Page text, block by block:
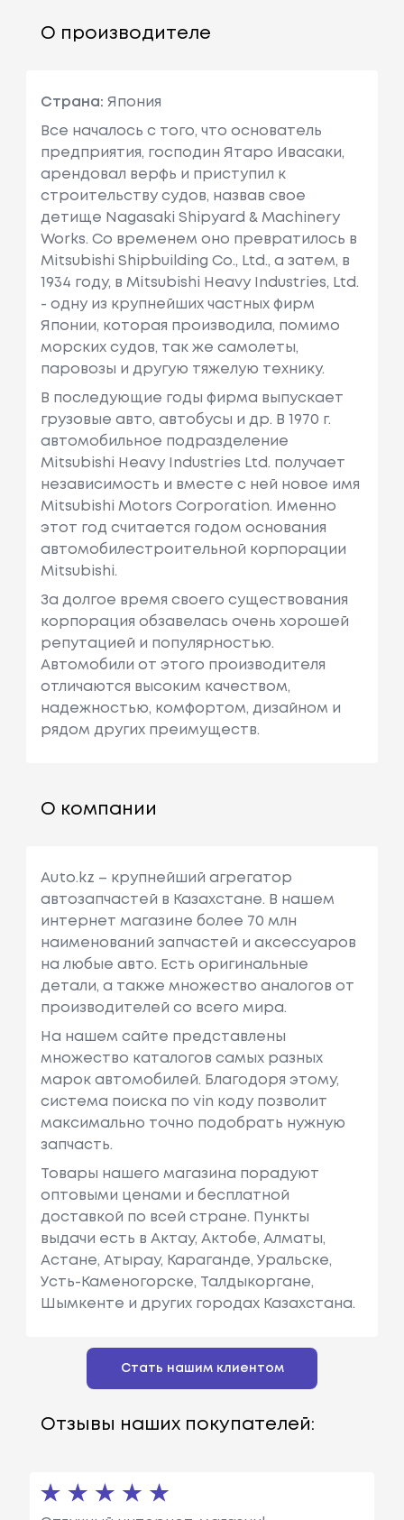
О производителе
Страна: Япония
Все началось с того, что основатель
предприятия, господин Ятаро Ивасаки,
арендовал верфь и приступил к
строительству судов, назвав свое
детище Nagasaki Shipyard & Machinery
Works. Со временем оно превратилось в
Mitsubishi Shipbuilding Co., Ltd., а затем, в
1934 году, в Mitsubishi Heavy Industries, Ltd.
- одну из крупнейших частных фирм
Японии, которая производила, помимо
морских судов, так же самолеты,
паровозы и другую тяжелую технику.
В последующие годы фирма выпускает
грузовые авто, автобусы и др. В 1970 г.
автомобильное подразделение
Mitsubishi Heavy Industries Ltd. получает
независимость и вместе с ней новое имя
Mitsubishi Motors Corporation. Именно
этот год считается годом основания
автомобилестроительной корпорации
Mitsubishi.
За долгое время своего существования
корпорация обзавелась очень хорошей
репутацией и популярностью.
Автомобили от этого производителя
отличаются высоким качеством,
надежностью, комфортом, дизайном и
рядом других преимуществ.
О компании
Auto.kz – крупнейший агрегатор
автозапчастей в Казахстане. В нашем
интернет магазине более 70 млн
наименований запчастей и аксессуаров
на любые авто. Есть оригинальные
детали, а также множество аналогов от
производителей со всего мира.
На нашем сайте представлены
множество каталогов самых разных
марок автомобилей. Благодоря этому,
система поиска по vin коду позволит
максимально точно подобрать нужную
запчасть.
Товары нашего магазина порадуют
оптовыми ценами и бесплатной
доставкой по всей стране. Пункты
выдачи есть в Актау, Актобе, Алматы,
Астане, Атырау, Караганде, Уральске,
Усть-Каменогорске, Талдыкоргане,
Шымкенте и других городах Казахстана.
Стать нашим клиентом
Отзывы наших покупателей: